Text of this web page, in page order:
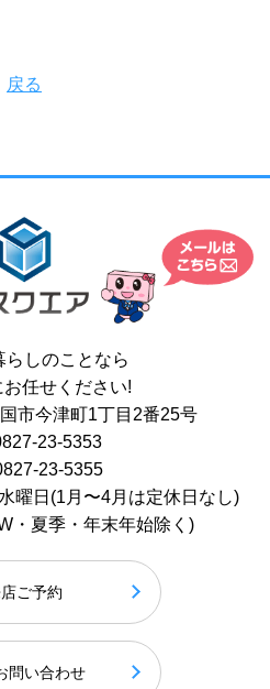
戻る
らしのことなら
お任せください!
市今津町1丁目2番25号
23-5353
23-5355
曜日(1月〜4月は定休日なし)
・夏季・年末年始除く)
ご予約
問い合わせ